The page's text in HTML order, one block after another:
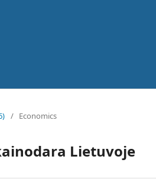
/ Economics
Lietuvoje